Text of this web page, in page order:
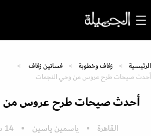
الرئيسية زفاف وخطوبة
فساتين زفاف
أحدث صيحات طرح عروس من وحي النجمات
أحدث صيحات طرح عروس من
القاهرة ياسمين ياسين 14 سبتمبر 2021